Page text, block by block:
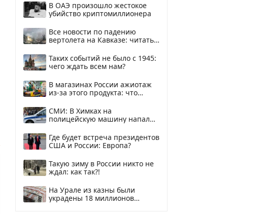
В ОАЭ произошло жестокое
убийство криптомиллионера
Все новости по падению
вертолета на Кавказе: читать
Таких событий не было с 1945:
чего ждать всем нам?
В магазинах России ажиотаж
из-за этого продукта: что
СМИ: В Химках на
полицейскую машину напали
Где будет встреча президентов
США и России: Европа?
Такую зиму в России никто не
ждал: как так?!
На Урале из казны были
украдены 18 миллионов